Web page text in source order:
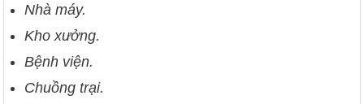
Nhà máy.
Kho xưởng.
Bệnh viện.
Chuồng trại.